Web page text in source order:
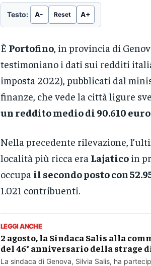
Testo: A- Reset A+
È Portofino, in provincia di
testimoniano i dati sui redditi
imposta 2022), pubblicati dal
finanze, che vede la città ligure
un reddito medio di 90.610 euro
Nella precedente rilevazione,
località più ricca era Lajaticoin
occupa il secondo posto con
1.021 contribuenti.
LEGGI ANCHE
2 agosto, la Sindaca Salis alla
del 46° anniversario della strage
La sindaca di Genova, Silvia Salis, ha